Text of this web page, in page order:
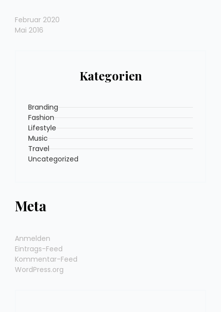
Februar 2020
Mai 2016
Kategorien
Branding
Fashion
Lifestyle
Music
Travel
Uncategorized
Meta
Anmelden
Eintrags-Feed
Kommentar-Feed
WordPress.org